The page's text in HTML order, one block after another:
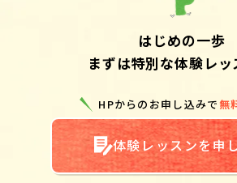
はじめの一歩
まずは特別な体験レッ
HPからのお申し込みで無
体験レッスンを申